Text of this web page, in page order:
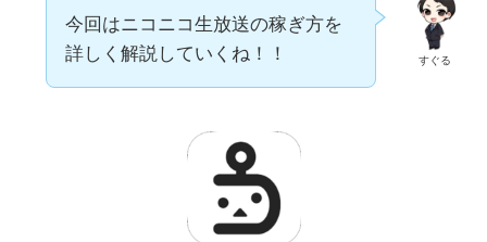
すぐる
今回はニコニコ生放送の稼ぎ方を
詳しく解説していくね！！